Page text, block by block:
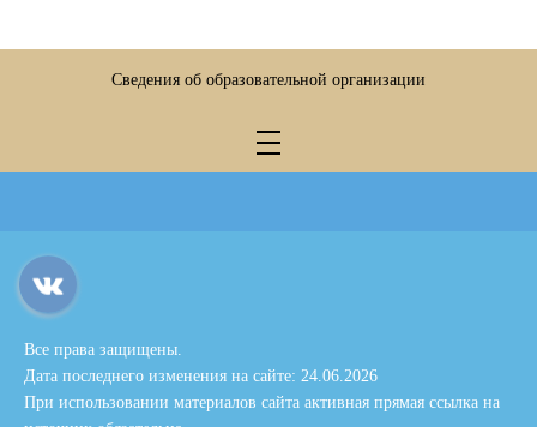
Сведения об образовательной организации
Все права защищены.
Дата последнего изменения на сайте: 24.06.2026
При использовании материалов сайта активная прямая ссылка на